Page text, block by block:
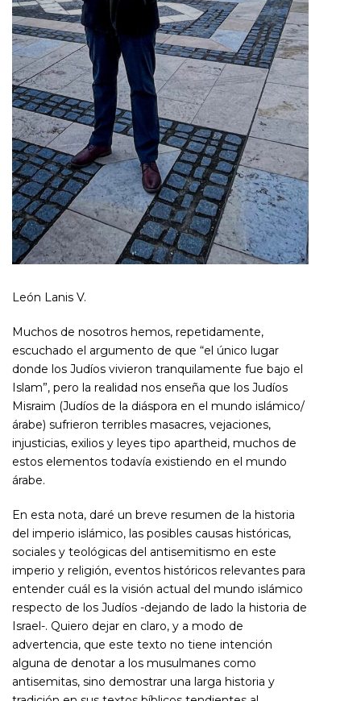
León Lanis V.
Muchos de nosotros hemos, repetidamente,
escuchado el argumento de que “el único lugar
donde los Judíos vivieron tranquilamente fue bajo el
Islam”, pero la realidad nos enseña que los Judíos
Misraim (Judíos de la diáspora en el mundo islámico/
árabe) sufrieron terribles masacres, vejaciones,
injusticias, exilios y leyes tipo apartheid, muchos de
estos elementos todavía existiendo en el mundo
árabe.
En esta nota, daré un breve resumen de la historia
del imperio islámico, las posibles causas históricas,
sociales y teológicas del antisemitismo en este
imperio y religión, eventos históricos relevantes para
entender cuál es la visión actual del mundo islámico
respecto de los Judíos -dejando de lado la historia de
Israel-. Quiero dejar en claro, y a modo de
advertencia, que este texto no tiene intención
alguna de denotar a los musulmanes como
antisemitas, sino demostrar una larga historia y